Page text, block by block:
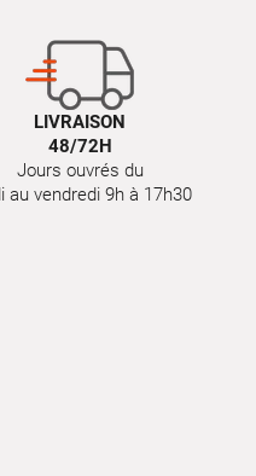
LIVRAISON
48/72H
Jours ouvrés du
au vendredi 9h à 17h30